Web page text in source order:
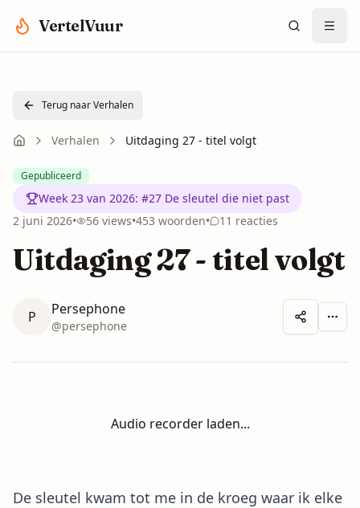
VertelVuur
Terug naar Verhalen
Verhalen Uitdaging 27 - titel volgt
Gepubliceerd
Week 23 van 2026: #27 De sleutel die niet past
2 juni 2026• 56 views•453 woorden• 11 reacties
Uitdaging 27 - titel volgt
P Persephone
@persephone
Audio recorder laden...
De sleutel kwam tot me in de kroeg waar ik elke